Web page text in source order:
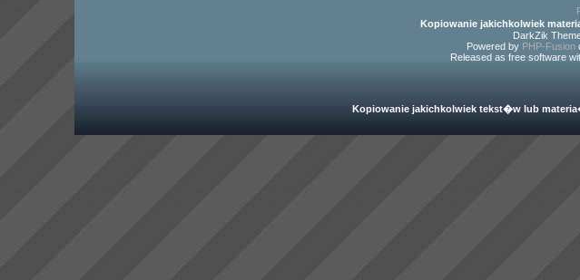
Kopiowanie jakichkolwiek
DarkZik
Powered by PHP-Fusion
Released as free software
Kopiowanie jakichkolwiek tekst�w lub